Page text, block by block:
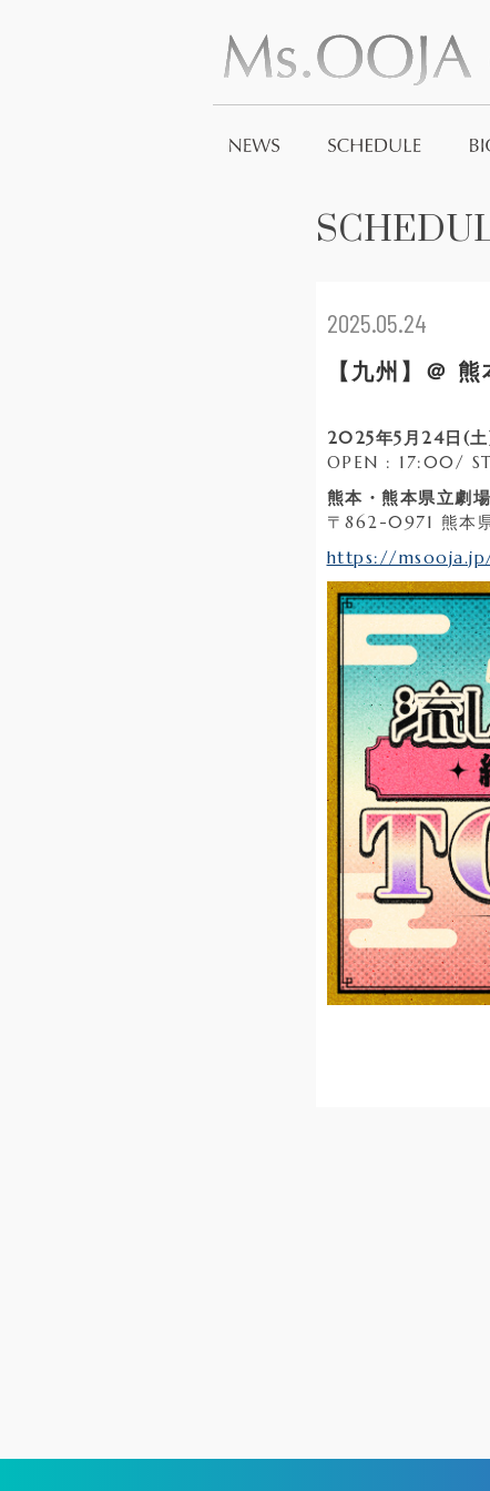
2025.05.24
【九州】＠
2025年5月24日(
OPEN : 17:00/
熊本・熊本県立劇
〒862-0971 熊本
https://